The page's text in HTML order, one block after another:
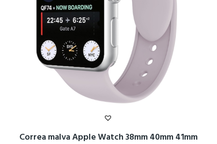
Correa malva Apple Watch 38mm 40mm 41mm